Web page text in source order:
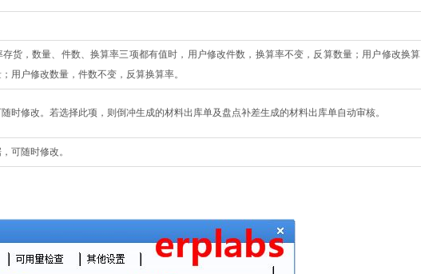
货，数量、件数、换算率三项都有值时，用户修改件数，换算率不变，反算数量；用户修改换算
用户修改数量，件数不变，反算换算率。
时修改。若选择此项，则倒冲生成的材料出库单及盘点补差生成的材料出库单自动审核。
可随时修改。